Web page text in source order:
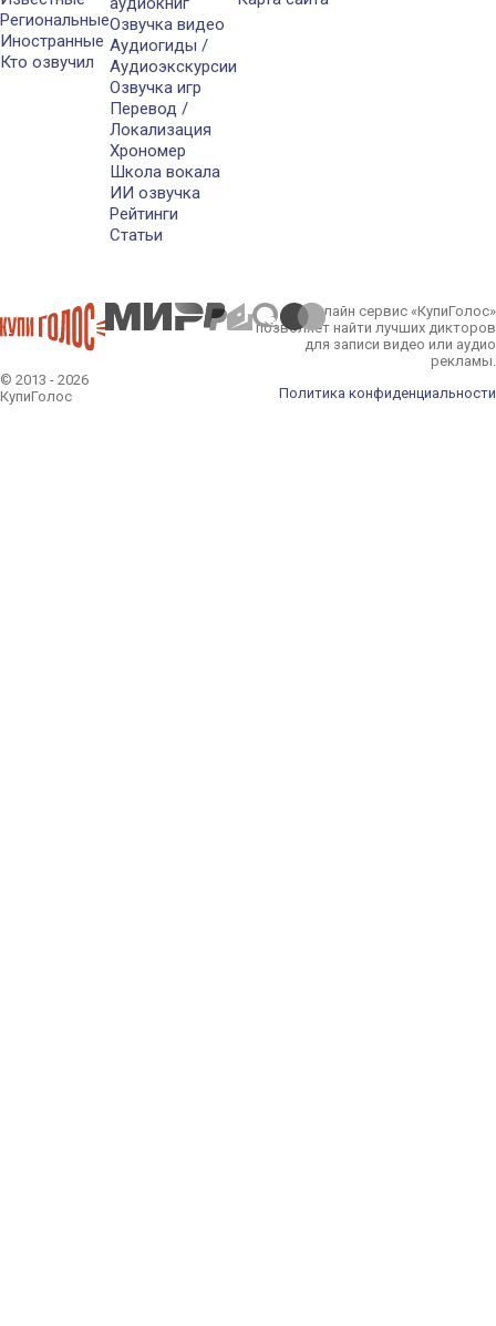
Региональные
Иностранные
Кто озвучил
Озвучка видео
Аудиогиды /
Аудиоэкскурсии
Озвучка игр
Перевод /
Локализация
Хрономер
Школа вокала
ИИ озвучка
Рейтинги
Статьи
© 2013 - 2026
КупиГолос
Онлайн сервис «КупиГолос»
позволяет найти лучших дикторов
для записи видео или аудио
рекламы.
Политика конфиденциальности